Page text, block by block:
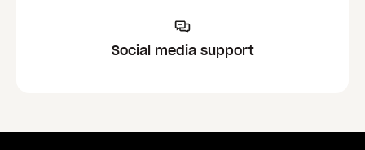
Social media support